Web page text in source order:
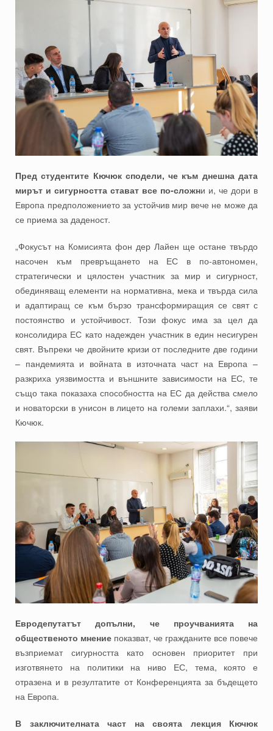
Пред студентите Кючюк сподели, че към днешна дата
мирът и сигурността стават все по-сложни и, че дори в
Европа предположението за устойчив мир вече не може да
се приема за даденост.
„Фокусът на Комисията фон дер Лайен ще остане твърдо
насочен към превръщането на ЕС в по-автономен,
стратегически и цялостен участник за мир и сигурност,
обединяващ елементи на нормативна, мека и твърда сила
и адаптиращ се към бързо трансформиращия се свят с
постоянство и устойчивост. Този фокус има за цел да
консолидира ЕС като надежден участник в един несигурен
свят. Въпреки че двойните кризи от последните две години
– пандемията и войната в източната част на Европа –
разкриха уязвимостта и външните зависимости на ЕС, те
също така показаха способността на ЕС да действа смело
и новаторски в унисон в лицето на големи заплахи.“, заяви
Кючюк.
Евродепутатът допълни, че проучванията на
общественото мнение показват, че гражданите все повече
възприемат сигурността като основен приоритет при
изготвянето на политики на ниво ЕС, тема, която е
отразена и в резултатите от Конференцията за бъдещето
на Европа.
В заключителната част на своята лекция Кючюк